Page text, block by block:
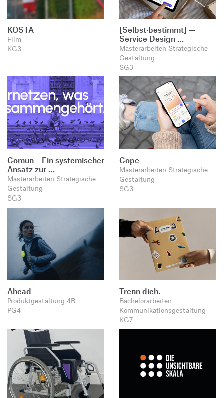
KOSTA
Film
KG3
[Selbst·bestimmt] —
Service Design …
Masterarbeiten Strategische
Gestaltung
SG3
Comun – Ein systemischer
Ansatz zur …
Masterarbeiten Strategische
Gestaltung
SG3
Cope
Masterarbeiten Strategische
Gestaltung
SG3
Ahead
Produktgestaltung 4B
PG4
Trenn dich.
Bachelorarbeiten
Kommunikationsgestaltung
KG7